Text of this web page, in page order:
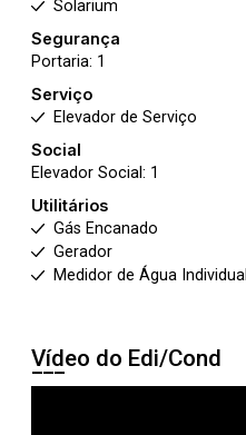
Solarium
Segurança
Portaria: 1
Serviço
Elevador de Serviço
Social
Elevador Social: 1
Utilitários
Gás Encanado
Gerador
Medidor de Água Individual
Vídeo do Edi/Cond